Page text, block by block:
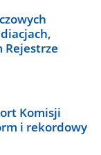
Rejestrze
Komisji
i rekordowy